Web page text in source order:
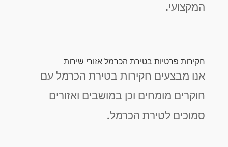
המקצועי.
חקירות פרטיות בטירת הכרמל אזורי שירות
אנו מבצעים חקירות בטירת הכרמל עם
חוקרים מומחים וכן במושבים ואזורים
סמוכים לטירת הכרמל.